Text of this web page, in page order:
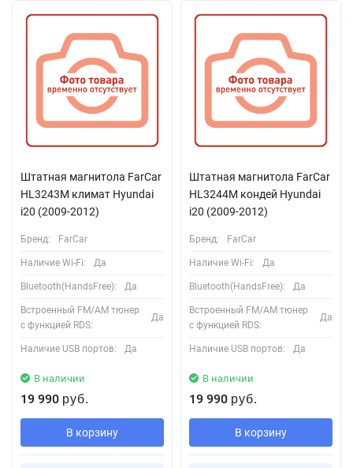
Штатная магнитола FarCar
HL3243M климат Hyundai
i20 (2009-2012)
Бренд: FarCar
Наличие Wi-Fi: Да
Bluetooth(HandsFree): Да
Встроенный FM/AM тюнер
с функцией RDS:
Да
Наличие USB портов: Да
В наличии
19 990 руб.
В корзину
Штатная магнитола FarCar
HL3244M кондей Hyundai
i20 (2009-2012)
Бренд: FarCar
Наличие Wi-Fi: Да
Bluetooth(HandsFree): Да
Встроенный FM/AM тюнер
с функцией RDS:
Да
Наличие USB портов: Да
В наличии
19 990 руб.
В корзину